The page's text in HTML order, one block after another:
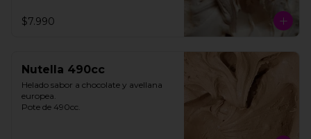
$7.990
Nutella 490cc
Helado sabor a chocolate y avellana
europea.
Pote de 490cc.